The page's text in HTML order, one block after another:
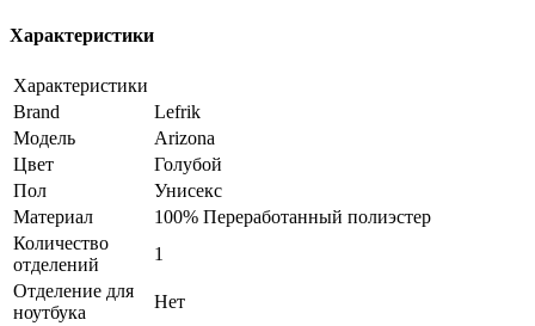
Характеристики
Характеристики
Brand
Lefrik
Модель
Arizona
Цвет
Голубой
Пол
Унисекс
Материал
100% Переработанный полиэстер
Количество
отделений
1
Отделение для
ноутбука
Нет